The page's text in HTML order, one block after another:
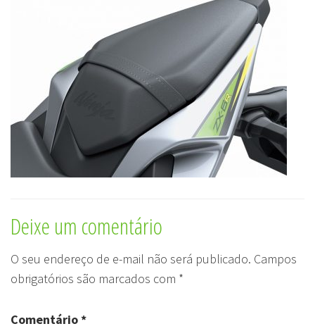
Deixe um comentário
O seu endereço de e-mail não será publicado. Campos
obrigatórios são marcados com *
Comentário*